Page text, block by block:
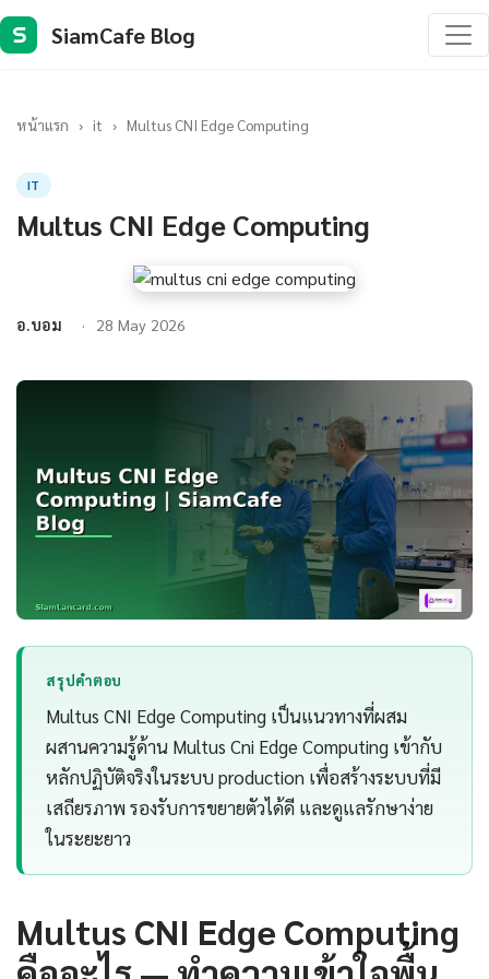
S SiamCafe Blog
หน้าแรก › it › Multus CNI Edge Computing
IT
Multus CNI Edge Computing
อ.บอม 28 May 2026
สรุปคำตอบ
Multus CNI Edge Computing เป็นแนวทางที่ผสม
ผสานความรู้ด้าน Multus Cni Edge Computing เข้ากับ
หลักปฏิบัติจริงในระบบ production เพื่อสร้างระบบที่มี
เสถียรภาพ รองรับการขยายตัวได้ดี และดูแลรักษาง่าย
ในระยะยาว
Multus CNI Edge Computing